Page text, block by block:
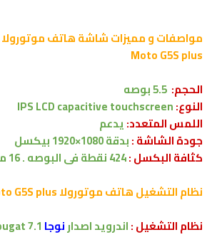
مواصفات و مميزات شاشة هاتف
MotoG5S plus
الحجم:
النوع:IPS LCD capacitive touchscreen
اللمس المتعدد:يدعم
جودة الشاشة :بدقة 1080×1920 بيكسل
كثافة البكسل :424 نقطة فى البوصه . 16 مليون لون .
نظام التشغيل هاتفموتورولا Motorola MotoG5S plus
نظام التشغيل :اندرويد اصدارنوجا 7.1